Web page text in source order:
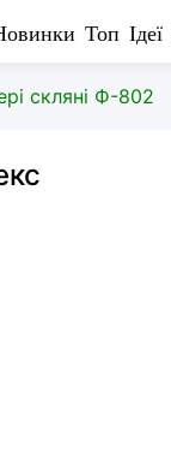
Топ Ідеї
скляні Ф-802